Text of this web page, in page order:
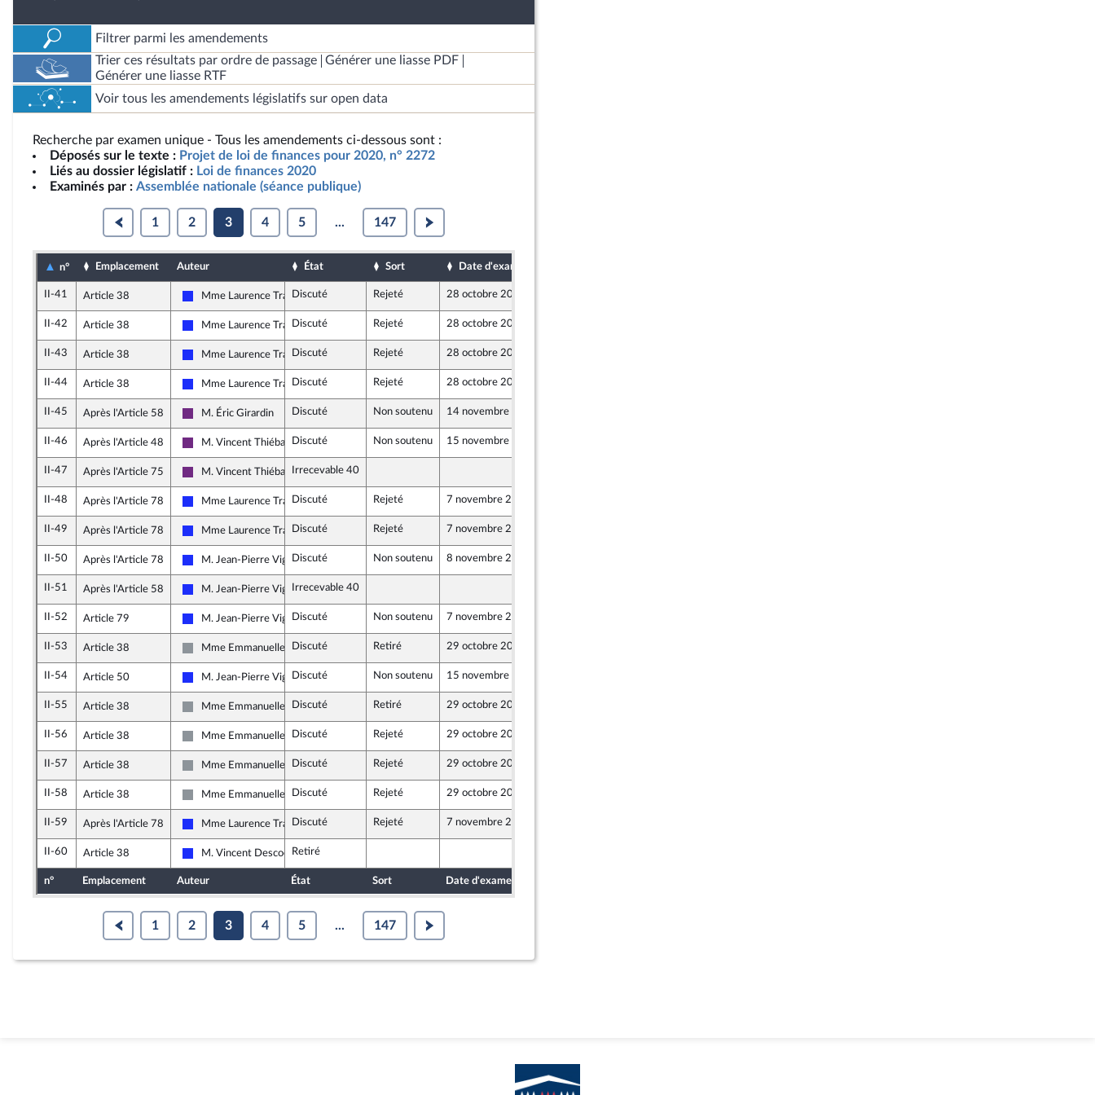
Filtrer parmi les amendements
Trier ces résultats par ordre de passage
Générer une liasse PDF
Générer une liasse RTF
Voir tous les amendements législatifs sur open data
Recherche par examen unique - Tous les amendements ci-dessous sont :
Déposés sur le texte : Projet de loi de finances pour 2020, n° 2272
Liés au dossier législatif : Loi de finances 2020
Examinés par : Assemblée nationale (séance publique)
1 2 3 4 5 ... 147
n° Emplacement Auteur État Sort Date d'examen
II-41 Article 38
Les Républicains
Mme Laurence Trastour-Isnart
Discuté Rejeté 28 octobre 2019
II-42 Article 38
Les Républicains
Mme Laurence Trastour-Isnart
Discuté Rejeté 28 octobre 2019
II-43 Article 38
Les Républicains
Mme Laurence Trastour-Isnart
Discuté Rejeté 28 octobre 2019
II-44 Article 38
Les Républicains
Mme Laurence Trastour-Isnart
Discuté Rejeté 28 octobre 2019
II-45 Après l'Article 58
La République en Marche
M. Éric Girardin Discuté Non soutenu 14 novembre 2019
II-46 Après l'Article 48
La République en Marche
M. Vincent ThiébautDiscuté Non soutenu 15 novembre 2019
II-47 Après l'Article 75
La République en Marche
M. Vincent ThiébautIrrecevable 40
II-48 Après l'Article 78
Les Républicains
Mme Laurence Trastour-Isnart
Discuté Rejeté 7 novembre 2019
II-49 Après l'Article 78
Les Républicains
Mme Laurence Trastour-Isnart
Discuté Rejeté 7 novembre 2019
II-50 Après l'Article 78
Les Républicains
M. Jean-Pierre VigierDiscuté Non soutenu 8 novembre 2019
II-51 Après l'Article 58
Les Républicains
M. Jean-Pierre VigierIrrecevable 40
II-52 Article 79
Les Républicains
M. Jean-Pierre VigierDiscuté Non soutenu 7 novembre 2019
II-53 Article 38
Non inscrit
Mme Emmanuelle Ménard
Discuté Retiré 29 octobre 2019
II-54 Article 50
Les Républicains
M. Jean-Pierre VigierDiscuté Non soutenu 15 novembre 2019
II-55 Article 38
Non inscrit
Mme Emmanuelle Ménard
Discuté Retiré 29 octobre 2019
II-56 Article 38
Non inscrit
Mme Emmanuelle Ménard
Discuté Rejeté 29 octobre 2019
II-57 Article 38
Non inscrit
Mme Emmanuelle Ménard
Discuté Rejeté 29 octobre 2019
II-58 Article 38
Non inscrit
Mme Emmanuelle Ménard
Discuté Rejeté 29 octobre 2019
II-59 Après l'Article 78
Les Républicains
Mme Laurence Trastour-Isnart
Discuté Rejeté 7 novembre 2019
II-60 Article 38
Les Républicains
M. Vincent DescoeurRetiré
n° Emplacement Auteur État Sort Date d'examen
1 2 3 4 5 ... 147